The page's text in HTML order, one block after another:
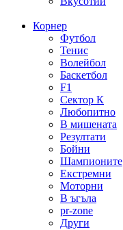
Корнер
Футбол
Тенис
Волейбол
Баскетбол
F1
Сектор К
Любопитно
В мишената
Резултати
Бойни
Шампионите
Екстремни
Моторни
В ъгъла
pr-zone
Други